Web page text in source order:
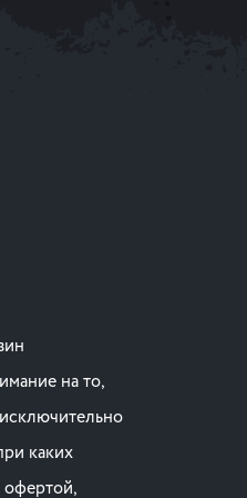
на то,
каких
офертой,